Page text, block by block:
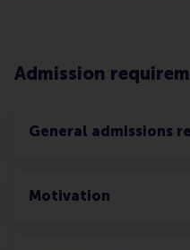
Admission
General admissions
Motivation